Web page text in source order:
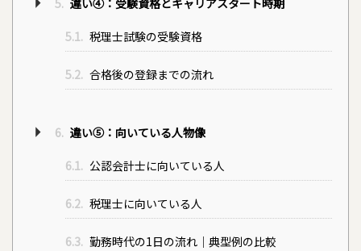
5.1. 税理士試験の受験資格
5.2. 合格後の登録までの流れ
6. 違い⑤：向いている人物像
6.1. 公認会計士に向いている人
6.2. 税理士に向いている人
6.3. 勤務時代の1日の流れ｜典型例の比較